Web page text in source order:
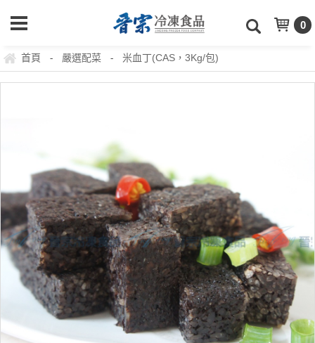
0
首頁 - 嚴選配菜 - 米血丁(CAS，3Kg/包)